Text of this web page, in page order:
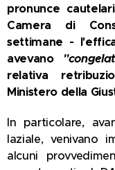
pronunce
Camera di
settimane -
avevano
relativa
Ministero della
In particolare,
laziale, venivano
alcuni